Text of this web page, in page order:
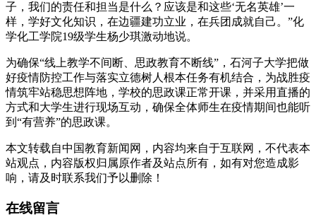
子，我们的责任和担当是什么？应该是和这些‘无名英雄’一
样，学好文化知识，在边疆建功立业，在兵团成就自己。”化
学化工学院19级学生杨少琪激动地说。
为确保“线上教学不间断、思政教育不断线”，石河子大学把做
好疫情防控工作与落实立德树人根本任务有机结合，为战胜疫
情筑牢站稳思想阵地，学校的思政课正常开课，并采用直播的
方式和大学生进行现场互动，确保全体师生在疫情期间也能听
到“有营养”的思政课。
本文转载自中国教育新闻网，内容均来自于互联网，不代表本
站观点，内容版权归属原作者及站点所有，如有对您造成影
响，请及时联系我们予以删除！
在线留言